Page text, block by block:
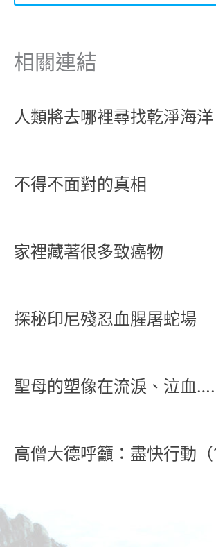
相關連結
人類將去哪裡尋找乾淨海洋
不得不面對的真相
家裡藏著很多致癌物
探秘印尼殘忍血腥屠蛇場
聖母的塑像在流淚、泣血
高僧大德呼籲：盡快行動（1